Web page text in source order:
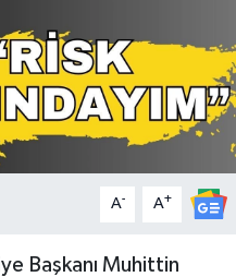
A- A+
Başkanı Muhittin